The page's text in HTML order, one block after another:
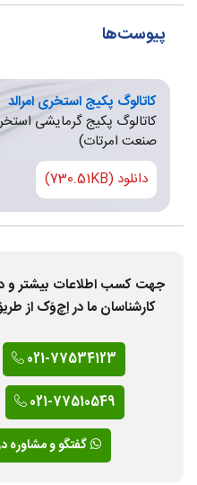
پیوست‌ها
کاتالوگ پکیج استخری امرالد
کاتالوگ پکیج گرمایشی
صنعت امرتات)
دانلود (730.51KB)
جهت کسب اطلاعات بیشتر و
کارشناسان ما در اِچ‌وَک از
021-77534123
021-77510549
گفتگو و مشاوره